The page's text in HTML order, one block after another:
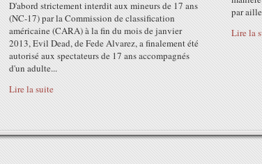
D'abord strictement interdit aux mineurs de 17 ans
(NC-17) par la Commission de classification
américaine (CARA) à la fin du mois de janvier
2013, Evil Dead, de Fede Alvarez, a finalement été
autorisé aux spectateurs de 17 ans accompagnés
d'un adulte...
Lire la suite
par
Lire la